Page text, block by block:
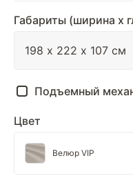
Габариты (ширина х
Подъемный
Цвет
Велюр VIP